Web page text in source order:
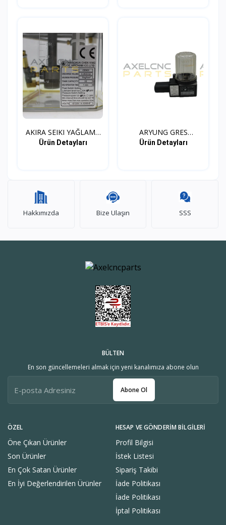
AKIRA SEIKI YAĞLAMA
ÜNİ...
Ürün Detayları
ARYUNG GRES
YAĞLAMA ÜNİ...
Ürün Detayları
Hakkımızda Bize Ulaşın SSS
ÖZEL
Öne Çıkan Ürünler
Son Ürünler
En Çok Satan Ürünler
En İyi Değerlendirilen Ürünler
HESAP VE GÖNDERIM BILGILERI
Profil Bilgisi
İstek Listesi
Sipariş Takibi
İade Politikası
İade Politikası
İptal Politikası
BÜLTEN
En son güncellemeleri almak için yeni kanalımıza abone olun
Abone Ol